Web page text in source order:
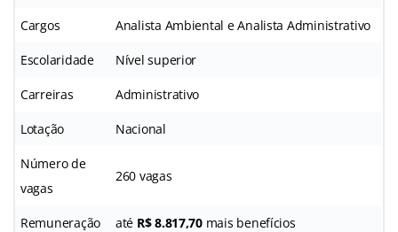
Cargos Analista Ambiental e Analista Administrativo
Escolaridade Nível superior
Carreiras Administrativo
Lotação Nacional
Número de
vagas
260 vagas
Remuneração até R$ 8.817,70mais benefícios